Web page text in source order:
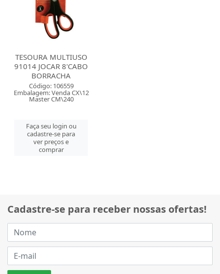
TESOURA MULTIUSO
91014 JOCAR 8'CABO
BORRACHA
Código: 106559
Embalagem: Venda CX\12
Master CM\240
Faça seu login ou
cadastre-se para
ver preços e
comprar
Cadastre-se para receber nossas ofertas!